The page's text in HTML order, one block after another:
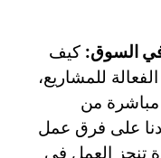
في السوق: كيف
للمشاريع،
مباشرة من
على فرق عمل
تنجز العمل في